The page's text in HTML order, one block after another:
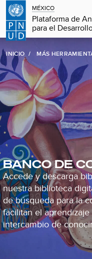
MÉXICO
Plataforma de
para el
INICIO MÁS
BANCO DE
Accede y descarga
nuestra biblioteca
de búsqueda para la
facilitan el
intercambio de